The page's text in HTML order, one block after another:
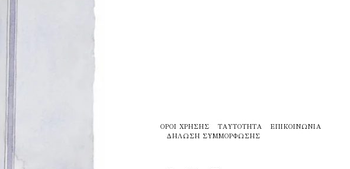
ΌΡΟΙ ΧΡΉΣΗΣ ΤΑΥΤΌΤΗΤΑ
ΕΠΙΚΟΙΝΩΝΊΑ
ΔΉΛΩΣΗ ΣΥΜΜΌΡΦΩΣΗΣ